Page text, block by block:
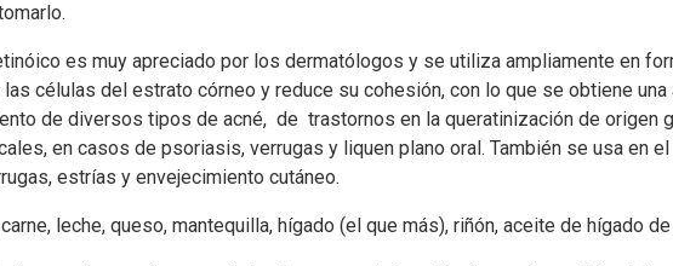
es muy apreciado por los dermatólogos y se utiliza ampliamente en
células del estrato córneo y reduce su cohesión, con lo que se obtiene
de diversos tipos de acné, de trastornos en la queratinización de origen
en casos de psoriasis, verrugas y liquen plano oral. También se usa en el
estrías y envejecimiento cutáneo.
leche, queso, mantequilla, hígado (el que más), riñón, aceite de hígado